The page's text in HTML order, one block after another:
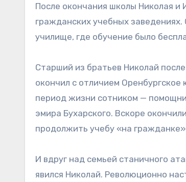
После окончания школы Николая и
гражданских учебных
училище, где обучение было
Старший из братьев Николай
окончил с отличием
период жизни сотником —
эмира Бухарского. Вскоре
продолжить учебу «на
И вдруг над семьей станичного
явился Николай. Революционно